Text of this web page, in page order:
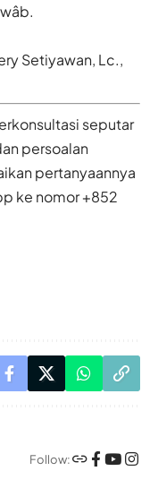
Setiyawan, Lc.,
seputar
persoalan
pertanyaannya
ke nomor +852
Follow: